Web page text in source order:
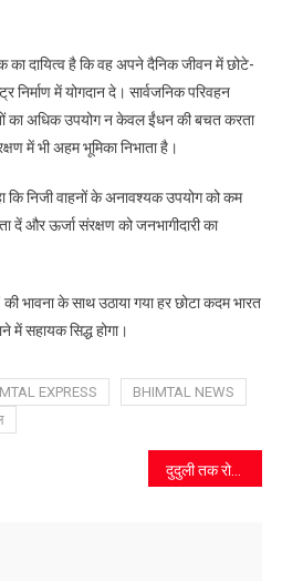
बचाने
का
संदेश
दायित्व है कि वह अपने दैनिक जीवन में छोटे-
निर्माण में योगदान दे। सार्वजनिक परिवहन
का अधिक उपयोग न केवल ईंधन की बचत करता
में भी अहम भूमिका निभाता है।
निजी वाहनों के अनावश्यक उपयोग को कम
दें और ऊर्जा संरक्षण को जनभागीदारी का
भावना के साथ उठाया गया हर छोटा कदम भारत
सहायक सिद्ध होगा।
EXPRESS
BHIMTAL NEWS
दुदुली तक रोडवेज सेवा बढ़ाने की उठी मांग, कांग्रेस नेता मनोज शर्मा ने मण्डलीय प्रबंधक को सौंपा ज्ञापन